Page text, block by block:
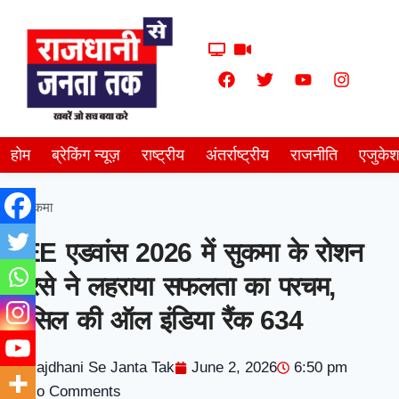
होम ब्रेकिंग न्यूज़ राष्ट्रीय अंतर्राष्ट्रीय राजनीति
सुकमा
JEE एडवांस 2026 में सुकमा के रोशन
बारसे ने लहराया सफलता का परचम,
हासिल की ऑल इंडिया रैंक 634
Rajdhani Se Janta Tak June 2, 2026
6:50 pm
No Comments